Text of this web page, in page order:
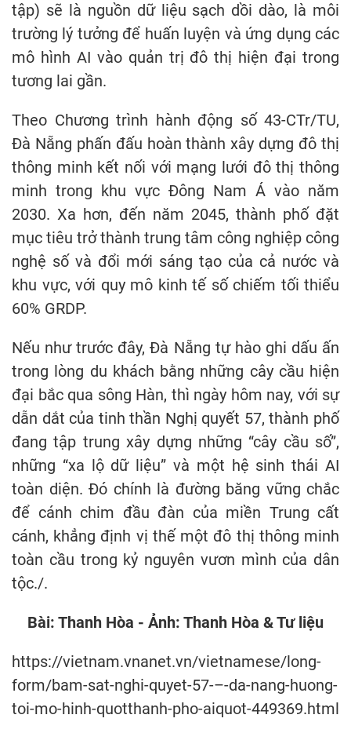
tập) sẽ là nguồn dữ liệu sạch dồi dào, là môi
trường lý tưởng để huấn luyện và ứng dụng các
mô hình AI vào quản trị đô thị hiện đại trong
tương lai gần.
Theo Chương trình hành động số 43-CTr/TU,
Đà Nẵng phấn đấu hoàn thành xây dựng đô thị
thông minh kết nối với mạng lưới đô thị thông
minh trong khu vực Đông Nam Á vào năm
2030. Xa hơn, đến năm 2045, thành phố đặt
mục tiêu trở thành trung tâm công nghiệp công
nghệ số và đổi mới sáng tạo của cả nước và
khu vực, với quy mô kinh tế số chiếm tối thiểu
60% GRDP.
Nếu như trước đây, Đà Nẵng tự hào ghi dấu ấn
trong lòng du khách bằng những cây cầu hiện
đại bắc qua sông Hàn, thì ngày hôm nay, với sự
dẫn dắt của tinh thần Nghị quyết 57, thành phố
đang tập trung xây dựng những “cây cầu số”,
những “xa lộ dữ liệu” và một hệ sinh thái AI
toàn diện. Đó chính là đường băng vững chắc
để cánh chim đầu đàn của miền Trung cất
cánh, khẳng định vị thế một đô thị thông minh
toàn cầu trong kỷ nguyên vươn mình của dân
tộc./.
Bài: Thanh Hòa - Ảnh: Thanh Hòa & Tư liệu
https://vietnam.vnanet.vn/vietnamese/long-
form/bam-sat-nghi-quyet-57-–-da-nang-huong-
toi-mo-hinh-quotthanh-pho-aiquot-449369.html